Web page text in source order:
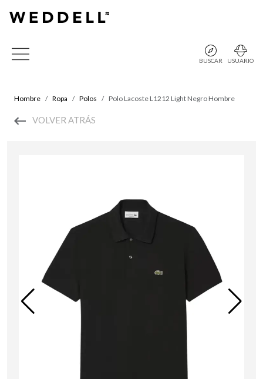
BUSCAR USUARIO
Hombre Ropa Polos Polo Lacoste L1212 Light Negro Hombre
VOLVER ATRÁS